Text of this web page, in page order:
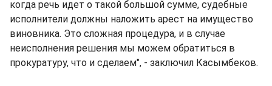
когда речь идет о такой большой сумме, судебные
исполнители должны наложить арест на имущество
виновника. Это сложная процедура, и в случае
неисполнения решения мы можем обратиться в
прокуратуру, что и сделаем", - заключил Касымбеков.